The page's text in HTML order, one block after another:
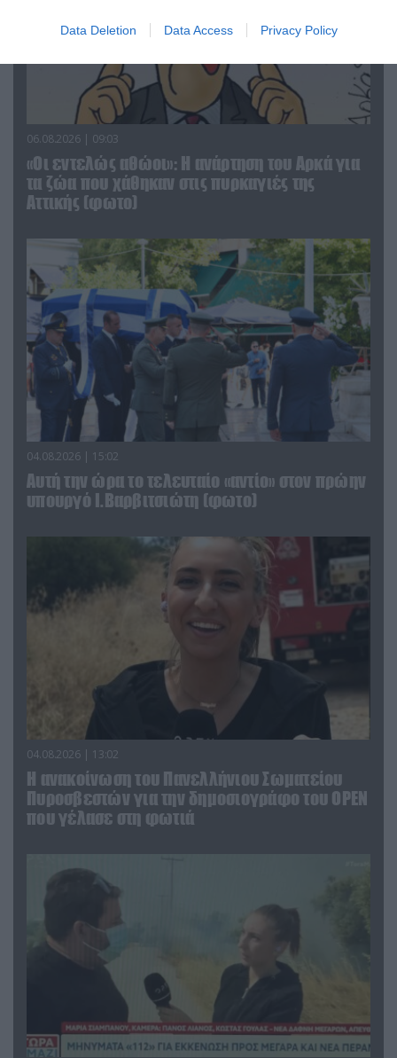
Data Deletion Data Access Privacy Policy
06.08.2026 | 09:03
«Οι εντελώς αθώοι»: Η ανάρτηση του Αρκά για
τα ζώα που χάθηκαν στις πυρκαγιές της
Αττικής (φωτο)
04.08.2026 | 15:02
Αυτή την ώρα το τελευταίο «αντίο» στον πρώην
υπουργό Ι.Βαρβιτσιώτη (φωτο)
04.08.2026 | 13:02
Η ανακοίνωση του Πανελλήνιου Σωματείου
Πυροσβεστών για την δημοσιογράφο του OPEN
που γέλασε στη φωτιά